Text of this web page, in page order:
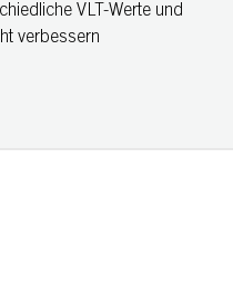
VLT-Werte und
verbessern